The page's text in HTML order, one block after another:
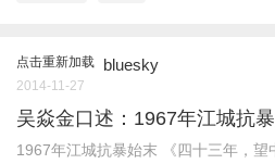
点击重新加载 bluesky
2014-11-27
吴焱金口述：1967年江城抗
1967年江城抗暴始末 《四十三年，望